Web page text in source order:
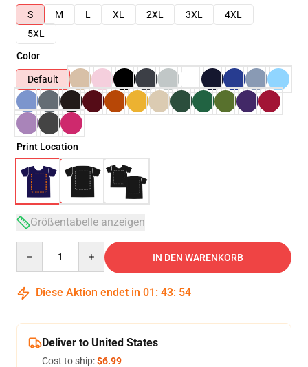
S
M L XL 2XL 3XL
4XL
5XL
Color
Default
Print Location
Größentabelle anzeigen
IN DEN WARENKORB
Diese Aktion endet in 01 : 43: 54
Deliver to United States
Cost to ship:$6.99